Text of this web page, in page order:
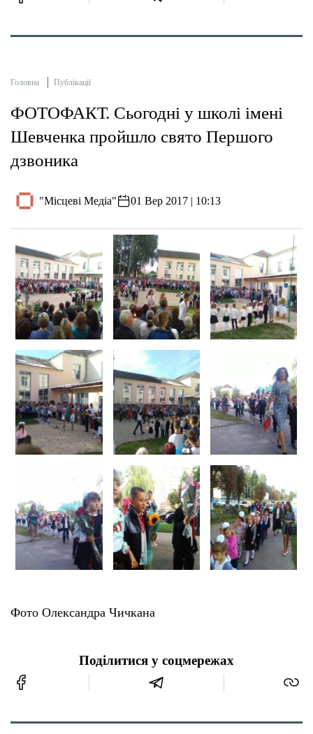
Головна Публікації
ФОТОФАКТ. Сьогодні у школі імені
Шевченка пройшло свято Першого
дзвоника
"Місцеві Медіа" 01 Вер 2017 | 10:13
Фото Олександра Чичкана
Поділитися у соцмережах